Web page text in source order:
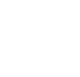
vasfını yitirmemiş
tüm ürün içeriğinin
olduğunuz ürünü
göre farklılık
ürünün